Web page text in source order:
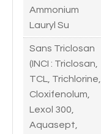
Ammonium
Lauryl Su
Sans Triclosan
(INCI : Triclosan,
TCL, Trichlorine,
Cloxifenolum,
Lexol 300,
Aquasept,